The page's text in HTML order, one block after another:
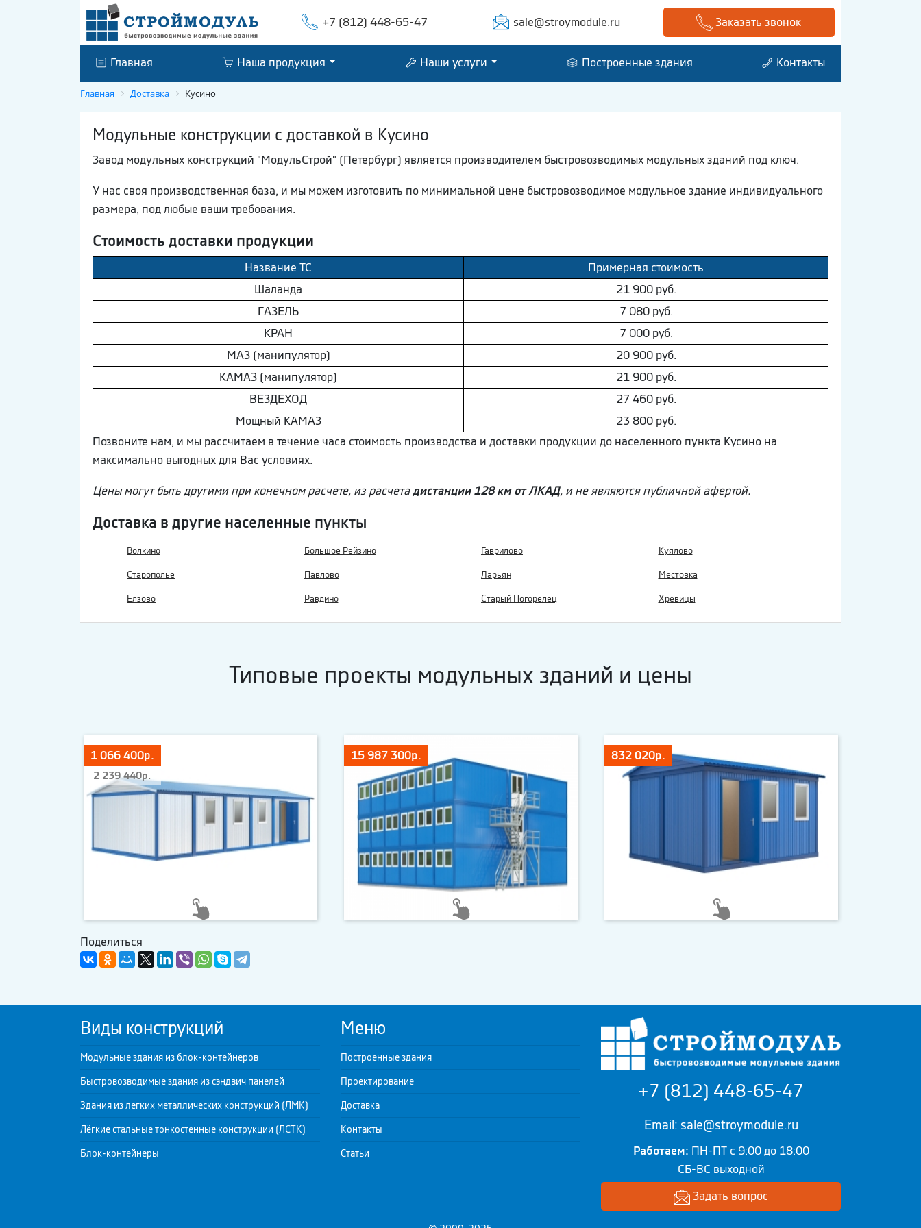
+7 (812) 448-65-47 sale@stroymodule.ru Заказать звонок
Главная Наша продукция Наши услуги Построенные здания Контакты
Главная Доставка Кусино
Модульные конструкции с доставкой в Кусино
Завод модульных конструкций "МодульСтрой" (Петербург) является производителем быстровозводимых модульных зданий под ключ.
У нас своя производственная база, и мы можем изготовить по минимальной цене быстровозводимое модульное здание индивидуального
размера, под любые ваши требования.
Стоимость доставки продукции
Название ТС
Примерная стоимость
Шaлaнда
21 900 руб.
ГAЗEЛЬ
7 080 руб.
КРАН
7 000 руб.
МAЗ (манипулятор)
20 900 руб.
КAМAЗ (манипулятор)
21 900 руб.
ВEЗДEХОД
27 460 руб.
Мощный КAМAЗ
23 800 руб.
Позвоните нам, и мы рассчитаем в течение часа стоимость производства и доставки продукции до населенного пункта Кусино на
максимально выгодных для Вас условиях.
Цены могут быть другими при конечном расчете, из расчетадистанции 128 км от ЛКАД, и не являются публичной афертой.
Доставка в другие населенные пункты
Волкино Большое Рейзино Гаврилово Куялово
Старополье Павлово Ларьян Местовка
Елзово Равдино Старый Погорелец Хревицы
Типовые проекты модульных зданий и цены
1 066 400р.
2 239 440р.
15 987 300р. 832 020р.
Поделиться
Виды конструкций
Модульные здания из блок-контейнеров
Быстровозводимые здания из сэндвич панелей
Здания из легких металлических конструкций (ЛМК)
Лёгкие стальные тонкостенные конструкции (ЛСТК)
Блок-контейнеры
Меню
Построенные здания
Проектирование
Доставка
Контакты
Статьи
+7 (812) 448-65-47
Email: sale@stroymodule.ru
Работаем: ПН-ПТ с 9:00 до 18:00
СБ-ВС выходной
Задать вопрос